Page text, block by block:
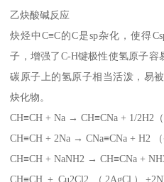
乙炔酸碱反应
炔烃中C≡C的C是sp杂化，使得
子，增强了C-H键极性使氢原子容
碳原子上的氢原子相当活泼，易
炔化物。
CH≡CH + Na → CH≡CNa + 1/2H2（
CH≡CH + 2Na → CNa≡CNa + H2
CH≡CH + NaNH2 → CH≡CNa +
CH≡CH + Cu2Cl2 （2AgCl）